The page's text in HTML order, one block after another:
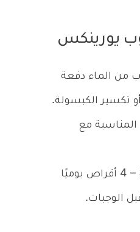
يورينكس
من الماء دفعة
تكسير الكبسولة.
المناسبة مع
الجرعة المقترحة هي 3 – 4 أقراص يوميًا
الوجبات.